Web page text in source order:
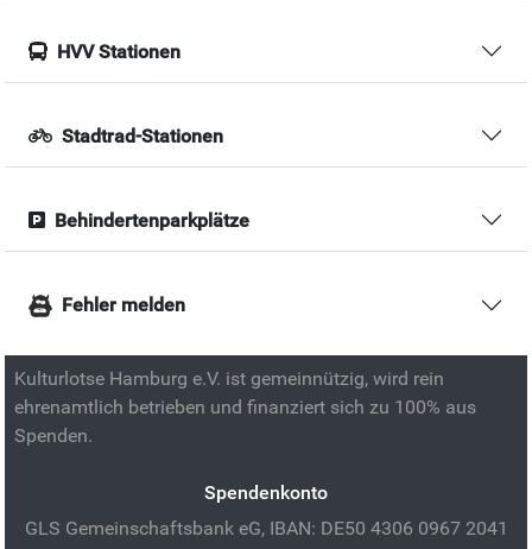
HVV Stationen
Stadtrad-Stationen
Behindertenparkplätze
Fehler melden
Kulturlotse Hamburg e.V. ist gemeinnützig, wird rein
ehrenamtlich betrieben und finanziert sich zu 100% aus
Spenden.
Spendenkonto
GLS Gemeinschaftsbank eG, IBAN: DE50 4306 0967 2041